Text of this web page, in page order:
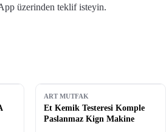
üzerinden teklif isteyin.
ART MUTFAK
Et Kemik Testeresi Komple
Paslanmaz Kign Makine